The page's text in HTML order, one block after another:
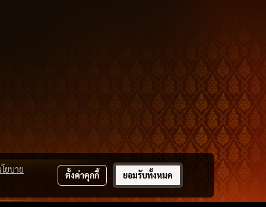
ยบาย
ตั้งค่าคุกกี้ ยอมรับทั้งหมด